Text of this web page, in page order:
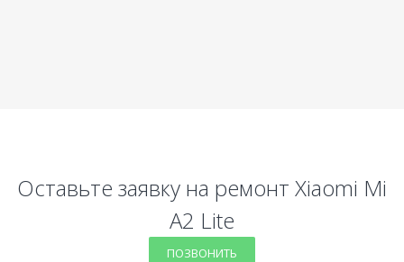
Оставьте заявку на ремонт Xiaomi Mi
A2 Lite
ПОЗВОНИТЬ